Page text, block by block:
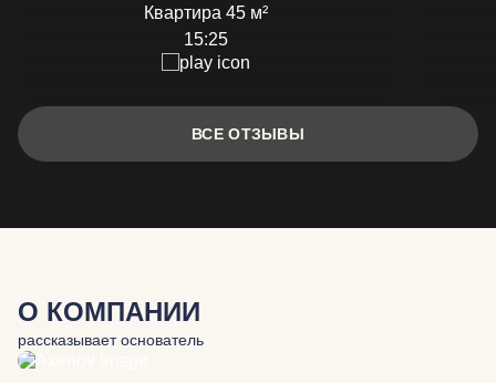
Квартира 45 м²
15:25
ВСЕ ОТЗЫВЫ
О КОМПАНИИ
рассказывает основатель